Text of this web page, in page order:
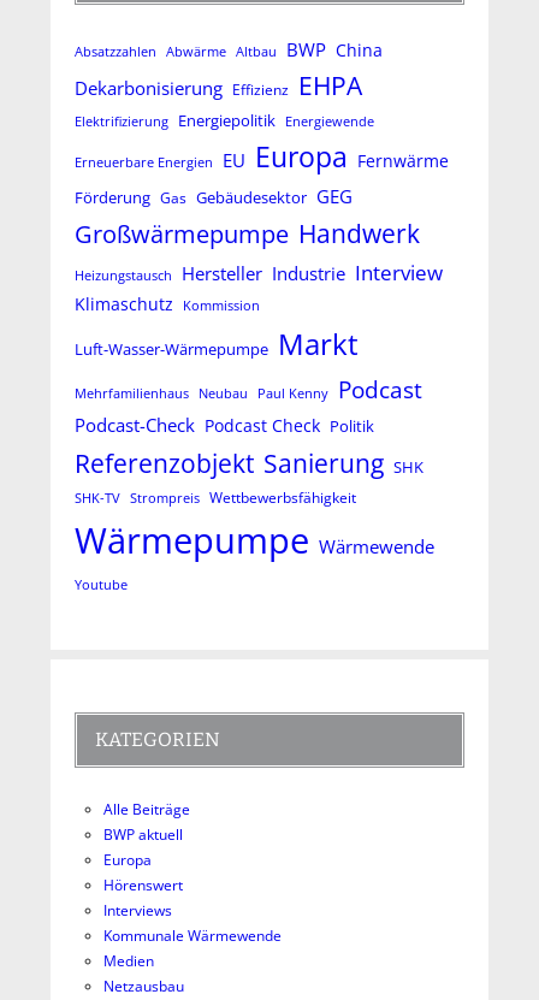
Absatzzahlen Abwärme Altbau BWP China
Dekarbonisierung Effizienz EHPA
Elektrifizierung Energiepolitik Energiewende
Erneuerbare Energien EU Europa Fernwärme
Förderung Gas Gebäudesektor GEG
Großwärmepumpe Handwerk
Heizungstausch Hersteller Industrie Interview
Klimaschutz Kommission
Luft-Wasser-Wärmepumpe Markt
Mehrfamilienhaus Neubau Paul Kenny Podcast
Podcast-Check Podcast Check Politik
Referenzobjekt Sanierung SHK
SHK-TV Strompreis Wettbewerbsfähigkeit
Wärmepumpe Wärmewende
Youtube
KATEGORIEN
Alle Beiträge
BWP aktuell
Europa
Hörenswert
Interviews
Kommunale Wärmewende
Medien
Netzausbau